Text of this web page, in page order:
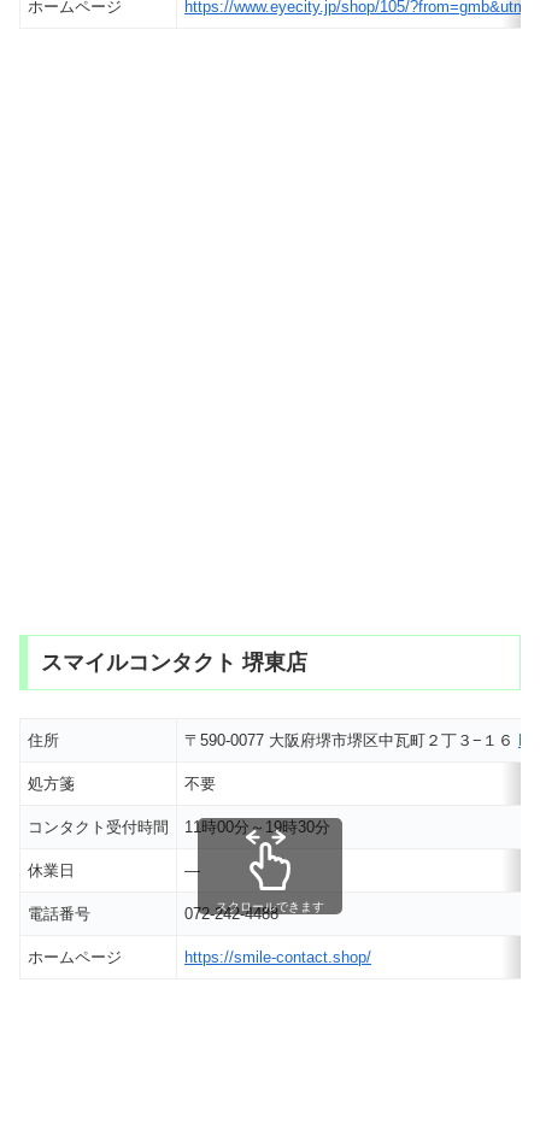
ホームページ https://www.eyecity.jp/shop/105/
スマイルコンタクト 堺東店
住所 〒590-0077 大阪府堺市堺区中瓦町２丁３−１６
処方箋 不要
コンタクト受付時間 11時00分～19時30分
休業日 ―
電話番号 072-242-4488
ホームページ https://smile-contact.shop/
スクロールできます